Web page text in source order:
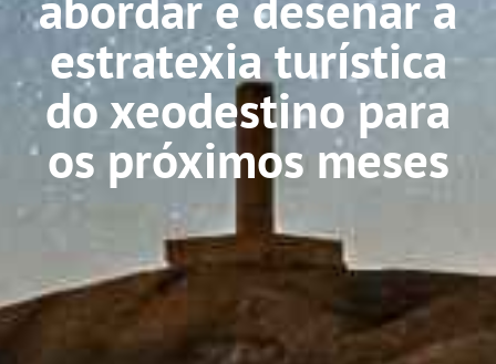
estratexia turística
do xeodestino para
os próximos meses